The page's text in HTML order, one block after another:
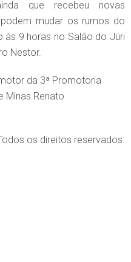
que recebeu novas
mudar os rumos do
às 9 horas no Salão do Júri
Nestor.
da 3ª Promotoria
Minas Renato
os direitos reservados.